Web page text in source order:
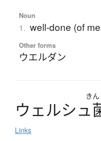
Noun
1. well-done (of
Other forms
ウエルダン
きん
ウェルシュ
Links